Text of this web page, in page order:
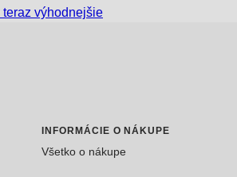
výhodnejšie
INFORMÁCIE O NÁKUPE
Všetko o nákupe